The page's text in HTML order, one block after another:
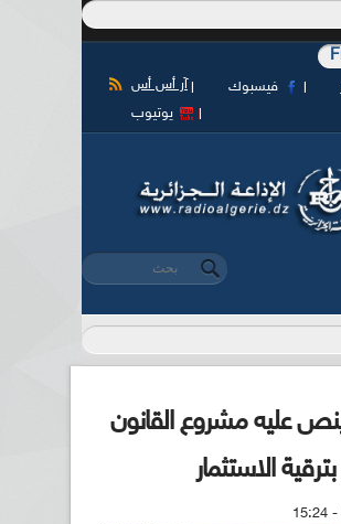
آر أس أس فيسبوك
يوتيوب
استمارة البحث
‏بحث ‏
عليه مشروع القانون
الاستثمار